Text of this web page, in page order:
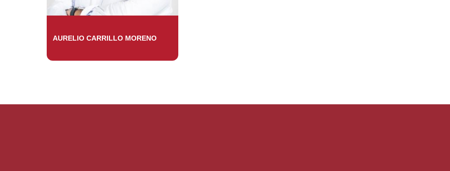
AURELIO CARRILLO MORENO